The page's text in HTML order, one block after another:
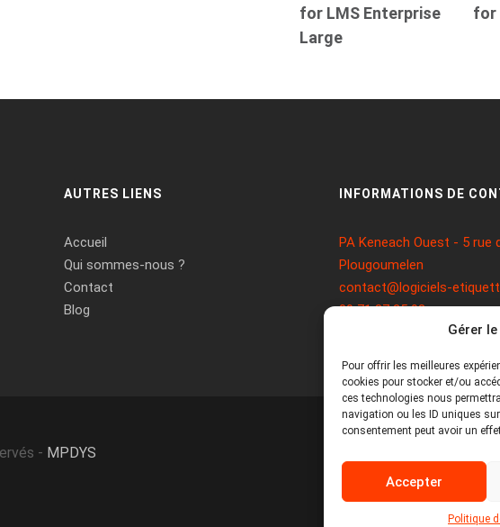
Gérer
Pour offrir les meilleures
cookies pour stocker et/ou
ces technologies nous
navigation ou les ID uniques
consentement peut avoir un
Accepter
Politique
for LMS Enterprise
Large
for
AUTRES LIENS
Accueil
Qui sommes-nous ?
Contact
Blog
INFORMATIONS DE
PA Keneach Ouest - 5 rue
Plougoumelen
contact@logiciels-
09 71 37 25 93
- MPDYS